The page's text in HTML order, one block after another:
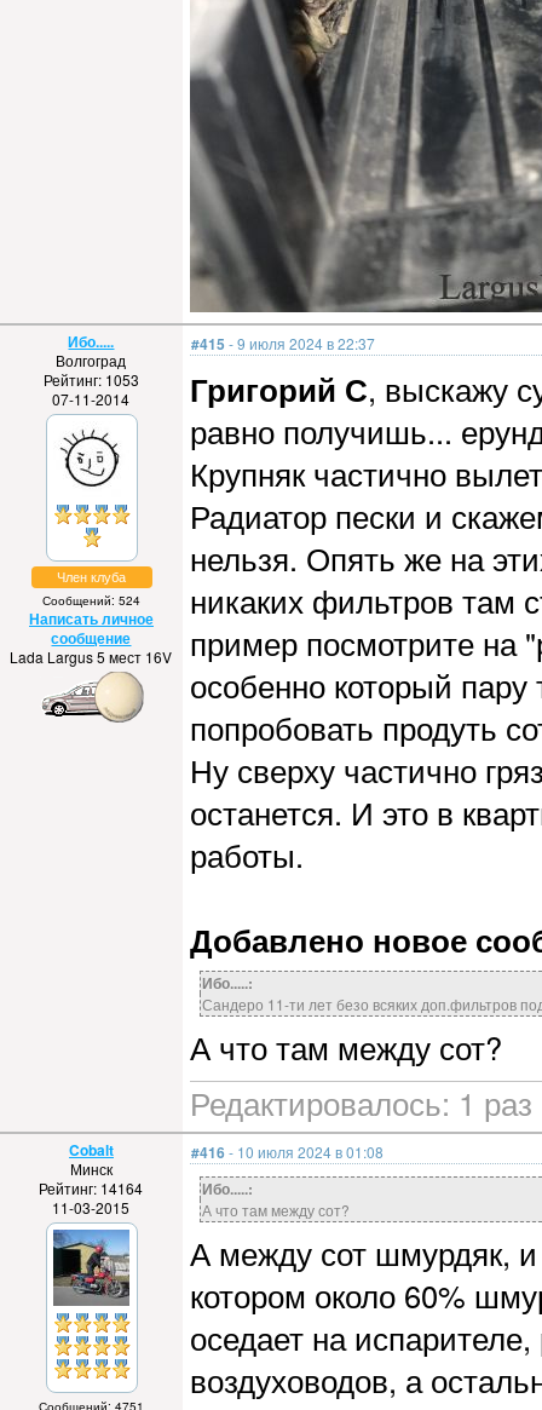
Ибо.....
Волгоград
Рейтинг: 1053
07-11-2014
Член клуба
Сообщений: 524
Написать личное
сообщение
Lada Largus 5 мест 16V
#415 - 9 июля 2024 в 22:37
Григорий С, выскажу
равно получишь...
Крупняк частично
Радиатор пески и
нельзя. Опять же на
никаких фильтров там
пример посмотрите на
особенно который
попробовать продуть
Ну сверху частично
останется. И это в
работы.
Добавлено новое
Ибо.....:
Сандеро 11-ти лет безо всяких доп.фильтров
А что там между сот?
Редактировалось: 1
Cobalt
Минск
Рейтинг: 14164
11-03-2015
Сообщений: 4751
#416- 10 июля 2024 в 01:08
Ибо.....:
А что там между сот?
А между сот шмурдяк, и
котором около 60%
оседает на
воздуховодов, а